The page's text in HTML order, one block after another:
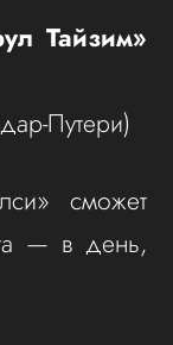
Тайзим»
Путери)
сможет
— в день,